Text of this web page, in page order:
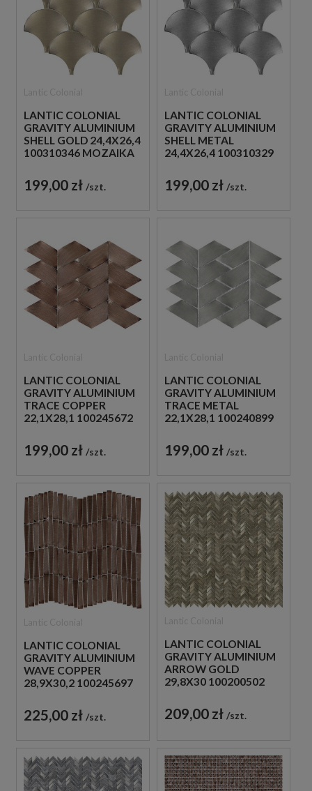
LANTIC COLONIAL
GRAVITY ALUMINIUM
SHELL GOLD 24,4X26,4
100310346 MOZAIKA
METALOWA
199,00 zł szt.
LANTIC COLONIAL
GRAVITY ALUMINIUM
SHELL METAL
24,4X26,4 100310329
DEKORACYJNA
METALOWA
199,00 zł szt.
LANTIC COLONIAL
GRAVITY ALUMINIUM
TRACE COPPER
22,1X28,1 100245672
DEKORACYJNA
METALOWA
199,00 zł szt.
LANTIC COLONIAL
GRAVITY ALUMINIUM
TRACE METAL
22,1X28,1 100240899
DEKORACYJNA
METALOWA
199,00 zł szt.
LANTIC COLONIAL
GRAVITY ALUMINIUM
WAVE COPPER
28,9X30,2 100245697
DEKORACYJNA
METALOWA
225,00 zł szt.
LANTIC COLONIAL
GRAVITY ALUMINIUM
ARROW GOLD
29,8X30 100200502
DEKORACYJNA
ŚCIENNA
209,00 zł szt.